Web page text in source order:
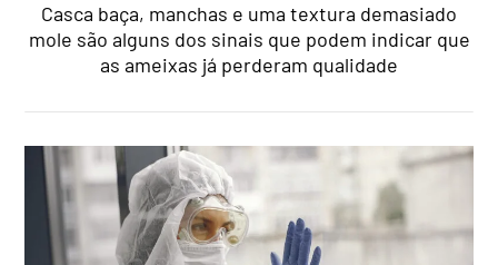
Casca baça, manchas e uma textura demasiado
mole são alguns dos sinais que podem indicar que
as ameixas já perderam qualidade